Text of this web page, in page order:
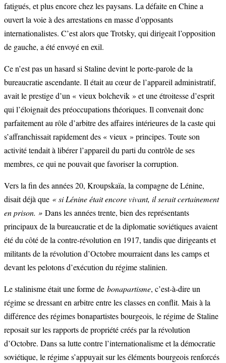
fatigués, et plus encore chez les paysans. La défaite en Chine a
ouvert la voie à des arrestations en masse d’opposants
internationalistes. C’est alors que Trotsky, qui dirigeait l’opposition
de gauche, a été envoyé en exil.
Ce n’est pas un hasard si Staline devint le porte-parole de la
bureaucratie ascendante. Il était au cœur de l’appareil administratif,
avait le prestige d’un « vieux bolchevik » et une étroitesse d’esprit
qui l’éloignait des préoccupations théoriques. Il convenait donc
parfaitement au rôle d’arbitre des affaires intérieures de la caste qui
s’affranchissait rapidement des « vieux » principes. Toute son
activité tendait à libérer l’appareil du parti du contrôle de ses
membres, ce qui ne pouvait que favoriser la corruption.
Vers la fin des années 20, Kroupskaïa, la compagne de Lénine,
disait déjà que « si Lénine était encore vivant, il serait certainement
en prison. » Dans les années trente, bien des représentants
principaux de la bureaucratie et de la diplomatie soviétiques avaient
été du côté de la contre-révolution en 1917, tandis que dirigeants et
militants de la révolution d’Octobre mourraient dans les camps et
devant les pelotons d’exécution du régime stalinien.
Le stalinisme était une forme de bonapartisme, c’est-à-dire un
régime se dressant en arbitre entre les classes en conflit. Mais à la
différence des régimes bonapartistes bourgeois, le régime de Staline
reposait sur les rapports de propriété créés par la révolution
d’Octobre. Dans sa lutte contre l’internationalisme et la démocratie
soviétique, le régime s’appuyait sur les éléments bourgeois renforcés